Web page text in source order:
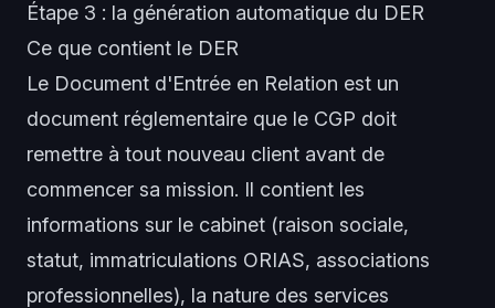
Étape 3 : la génération automatique du DER
Ce que contient le DER
Le Document d'Entrée en Relation est un
document réglementaire que le CGP doit
remettre à tout nouveau client avant de
commencer sa mission. Il contient les
informations sur le cabinet (raison sociale,
statut, immatriculations ORIAS, associations
professionnelles), la nature des services